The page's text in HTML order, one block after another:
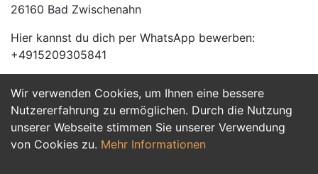
Wir verwenden Cookies, um Ihnen eine bessere
Nutzererfahrung zu ermöglichen. Durch die Nutzung
unserer Webseite stimmen Sie unserer Verwendung
von Cookies zu. Mehr Informationen
26160 Bad Zwischenahn
Hier kannst du dich per WhatsApp bewerben:
+4915209305841
Jetzt Bewerben